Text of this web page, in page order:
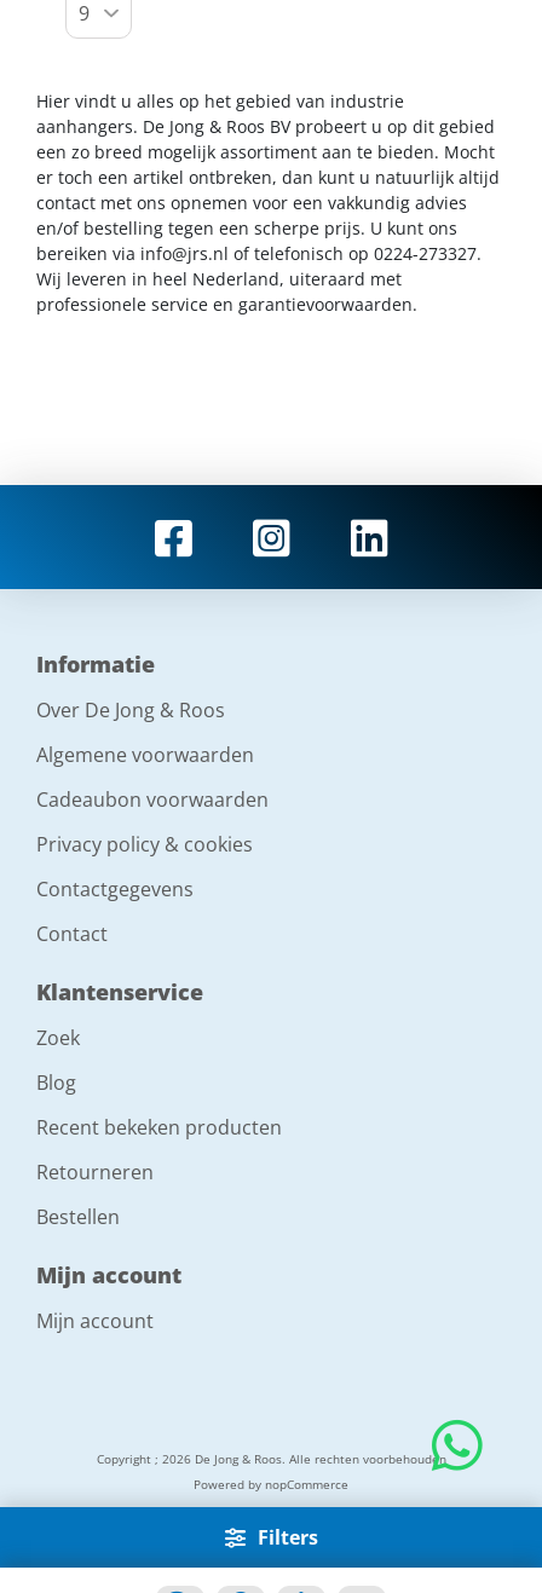
Filters
Hier vindt u alles op het gebied van industrie
aanhangers. De Jong & Roos BV probeert u op dit gebied
een zo breed mogelijk assortiment aan te bieden. Mocht
er toch een artikel ontbreken, dan kunt u natuurlijk altijd
contact met ons opnemen voor een vakkundig advies
en/of bestelling tegen een scherpe prijs. U kunt ons
bereiken via info@jrs.nl of telefonisch op 0224-273327.
Wij leveren in heel Nederland, uiteraard met
professionele service en garantievoorwaarden.
Informatie
Over De Jong & Roos
Algemene voorwaarden
Cadeaubon voorwaarden
Privacy policy & cookies
Contactgegevens
Contact
Klantenservice
Zoek
Blog
Recent bekeken producten
Retourneren
Bestellen
Mijn account
Mijn account
Copyright ; 2026 De Jong & Roos. Alle rechten voorbehouden
Powered by nopCommerce